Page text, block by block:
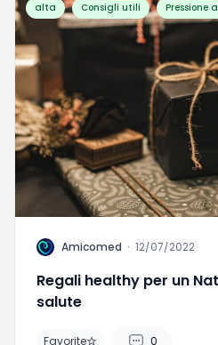
alta Consigli utili Pressione
A Amicomed · 12/07/2022
Regali healthy per un
salute
Favorite 0